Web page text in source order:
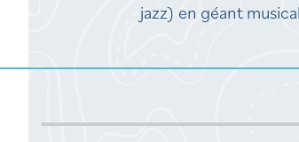
jazz) en géant